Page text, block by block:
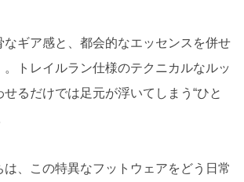
なギア感と、都会的なエッセンスを併せ
トレイルラン仕様のテクニカルなルッ
るだけでは足元が浮いてしまう“ひと
、この特異なフットウェアをどう日常